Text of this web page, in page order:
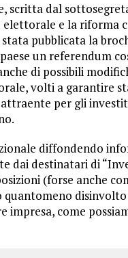
scritta dal
e la riforma
stata pubblicata la
un referendum
di possibili
volti a garantire
per gli
diffondendo
dai destinatari di
(forse anche
impresa, come